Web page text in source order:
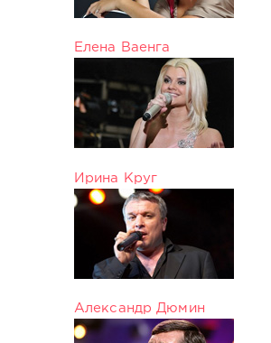
Елена Ваенга
Ирина Круг
Александр Дюмин